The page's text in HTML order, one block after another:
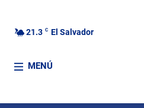
21.3 C El Salvador
MENÚ